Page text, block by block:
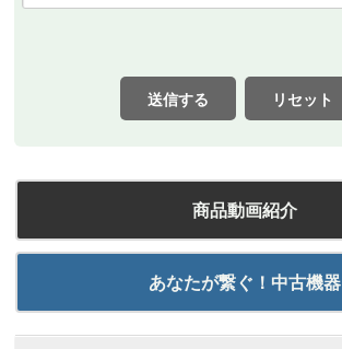
送信する リセット
商品動画紹介
あなたが繋ぐ！中古機器